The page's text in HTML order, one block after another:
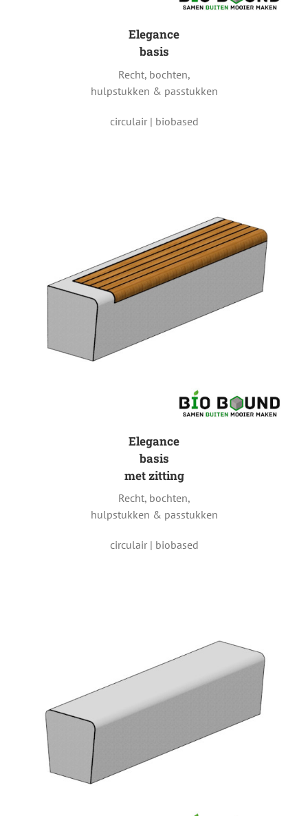
Elegance
basis
Recht, bochten,
hulpstukken & passtukken
circulair | biobased
Elegance
basis
met zitting
Recht, bochten,
hulpstukken & passtukken
circulair | biobased